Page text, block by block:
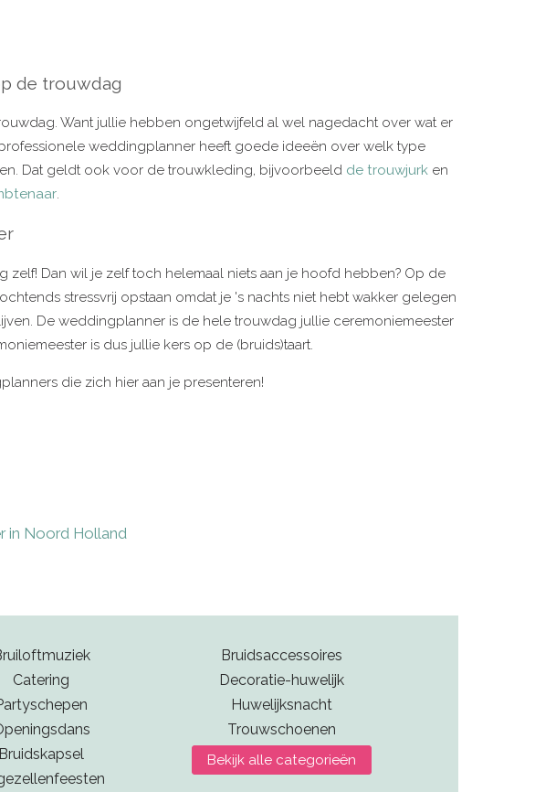
de trouwdag
Want jullie hebben ongetwijfeld al wel nagedacht over wat er
weddingplanner heeft goede ideeën over welk type
Dat geldt ook voor de trouwkleding, bijvoorbeeld de trouwjurk en
.
Dan wil je zelf toch helemaal niets aan je hoofd hebben? Op de
stressvrij opstaan omdat je 's nachts niet hebt wakker gelegen
De weddingplanner is de hele trouwdag jullie ceremoniemeester
is dus jullie kers op de (bruids)taart.
die zich hier aan je presenteren!
in Noord Holland
Catering
Bruidskapsel
Bruidsaccessoires
Decoratie-huwelijk
Huwelijksnacht
Trouwschoenen
Bekijk alle categorieën